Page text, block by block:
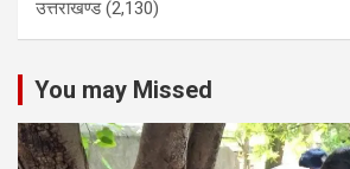
उत्तराखण्ड(2,130)
You may Missed